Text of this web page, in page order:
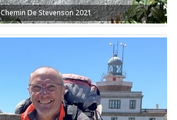
Chemin De Stevenson 2021